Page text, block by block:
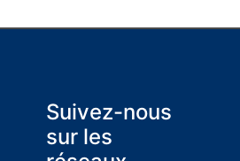
Suivez-nous
sur les